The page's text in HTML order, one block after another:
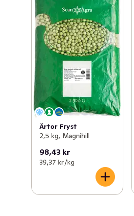
Ärtor Fryst
2,5 kg, Magnihill
98,43 kr
39,37 kr /kg